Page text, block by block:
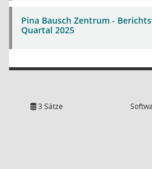
Pina Bausch Zentrum -
Quartal 2025
3 Sätze